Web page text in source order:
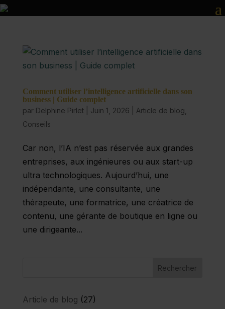
Comment utiliser l’intelligence artificielle dans son
business | Guide complet
par Delphine Pirlet| Juin 1, 2026 Article de blog
Conseils
Car non, l’IA n’est pas réservée aux grandes
entreprises, aux ingénieures ou aux start-up
ultra technologiques. Aujourd’hui, une
indépendante, une consultante, une
thérapeute, une formatrice, une créatrice de
contenu, une gérante de boutique en ligne ou
une dirigeante...
Article de blog (27)